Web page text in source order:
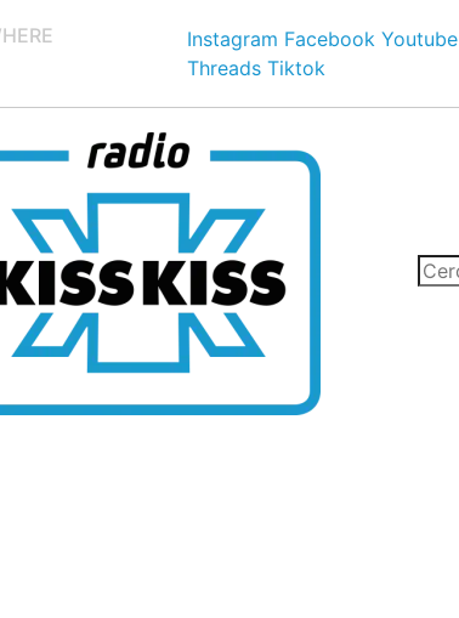
Instagram Facebook Youtube
Threads Tiktok